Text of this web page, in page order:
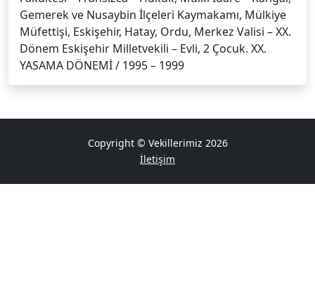
Gemerek ve Nusaybin İlçeleri Kaymakamı, Mülkiye
Müfettişi, Eskişehir, Hatay, Ordu, Merkez Valisi – XX.
Dönem Eskişehir Milletvekili – Evli, 2 Çocuk. XX.
YASAMA DÖNEMİ / 1995 – 1999
Copyright © Vekillerimiz 2026
İletişim